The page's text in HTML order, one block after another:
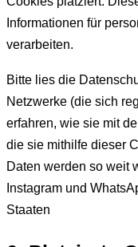
Informationen für
verarbeiten.
Bitte lies die
Netzwerke (die sich
erfahren, wie sie mit
die sie mithilfe dieser
Daten werden so weit
Instagram und
Staaten